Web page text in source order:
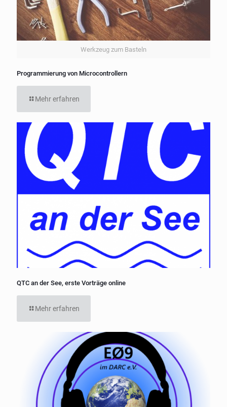
Werkzeug zum Basteln
Programmierung von Microcontrollern
Mehr erfahren
QTC an der See, erste Vorträge online
Mehr erfahren